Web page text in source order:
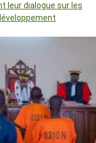
leur dialogue sur les